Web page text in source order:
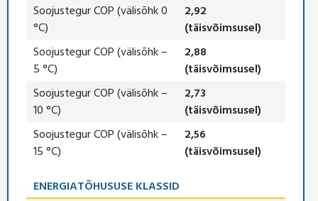
Soojustegur COP (välisõhk 0
°C)
2,92
(täisvõimsusel)
Soojustegur COP (välisõhk –
5 °C)
2,88
(täisvõimsusel)
Soojustegur COP (välisõhk –
10 °C)
2,73
(täisvõimsusel)
Soojustegur COP (välisõhk –
15 °C)
2,56
(täisvõimsusel)
ENERGIATÕHUSUSE KLASSID